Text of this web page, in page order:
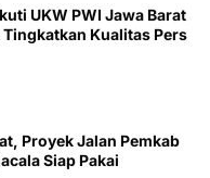
UKW PWI Jawa Barat
Kualitas Pers
Proyek Jalan Pemkab
Siap Pakai